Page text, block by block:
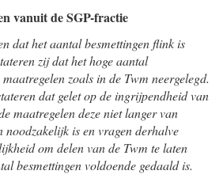
vanuit de SGP-fractie
dat het aantal besmettingen flink is
zij dat het hoge aantal
zoals in de Twm neergelegd.
dat gelet op de ingrijpendheid van
maatregelen deze niet langer van
noodzakelijk is en vragen derhalve
om delen van de Twm te laten
besmettingen voldoende gedaald is.